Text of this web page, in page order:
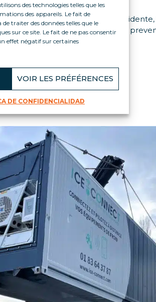
des technologies telles que les
des appareils. Le fait de
traiter des données telles que le
sur ce site. Le fait de ne pas consentir
effet négatif sur certaines
VOIR LES PRÉFÉRENCES
DE CONFIDENCIALIDAD
SMS en caso de un
Esta solución de mantenimiento